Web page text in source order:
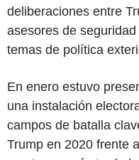
deliberaciones entre
asesores de
temas de política
En enero estuvo
una instalación
campos de batalla
Trump en 2020 frente